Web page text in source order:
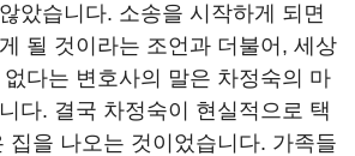
았습니다. 소송을 시작하게 되면
될 것이라는 조언과 더불어 , 세상
다는 변호사의 말은 차정숙의 마
다. 결국 차정숙이 현실적으로 택
집을 나오는 것이었습니다. 가족들